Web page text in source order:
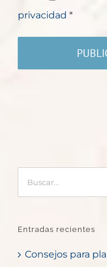
privacidad *
Entradas recientes
Consejos para